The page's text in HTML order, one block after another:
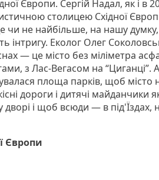
Європи. Сергій Надал, як і в
столицею Східної
чи не найбільше, на нашу
інтригу. Еколог Олег
— це місто без міліметра
з Лас-Вегасом на “Циганці”. А
площа парків, щоб місто
дороги і дитячі майданчики
і щоб всюди — в під'Їздах,
Європи